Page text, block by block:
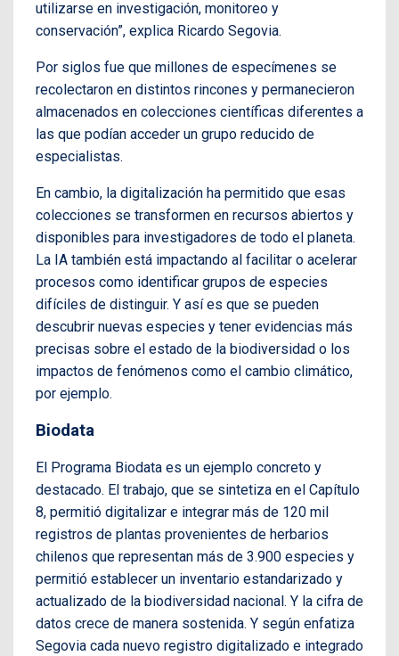
utilizarse en investigación, monitoreo y
conservación”, explica Ricardo Segovia.
Por siglos fue que millones de especímenes se
recolectaron en distintos rincones y permanecieron
almacenados en colecciones científicas diferentes a
las que podían acceder un grupo reducido de
especialistas.
En cambio, la digitalización ha permitido que esas
colecciones se transformen en recursos abiertos y
disponibles para investigadores de todo el planeta.
La IA también está impactando al facilitar o acelerar
procesos como identificar grupos de especies
difíciles de distinguir. Y así es que se pueden
descubrir nuevas especies y tener evidencias más
precisas sobre el estado de la biodiversidad o los
impactos de fenómenos como el cambio climático,
por ejemplo.
Biodata
El Programa Biodata es un ejemplo concreto y
destacado. El trabajo, que se sintetiza en el Capítulo
8, permitió digitalizar e integrar más de 120 mil
registros de plantas provenientes de herbarios
chilenos que representan más de 3.900 especies y
permitió establecer un inventario estandarizado y
actualizado de la biodiversidad nacional. Y la cifra de
datos crece de manera sostenida. Y según enfatiza
Segovia cada nuevo registro digitalizado e integrado